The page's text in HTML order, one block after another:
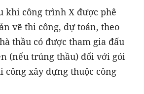
khi công trình X được phê
vẽ thi công, dự toán, theo
thầu có được tham gia đấu
(nếu trúng thầu) đối với gói
công xây dựng thuộc công